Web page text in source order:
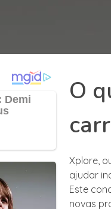
O
Xplore,
ajudar
Este
novas